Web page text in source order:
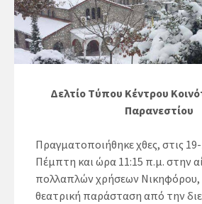
Δελτίο Τύπου Κέντρου
Παρανεστίου
Πραγματοποιήθηκε χθες, στις
Πέμπτη και ώρα 11:15 π.μ. στην
πολλαπλών χρήσεων Νικηφόρου,
θεατρική παράσταση από την